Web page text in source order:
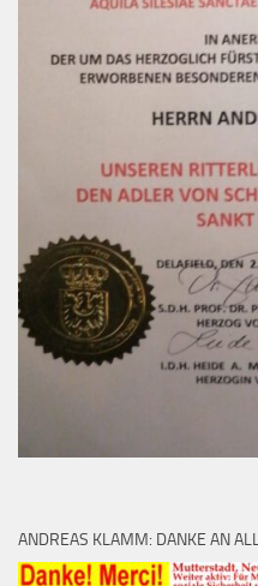
ANDREAS KLAMM: DANKE AN